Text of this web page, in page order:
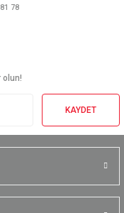
78
olun!
KAYDET